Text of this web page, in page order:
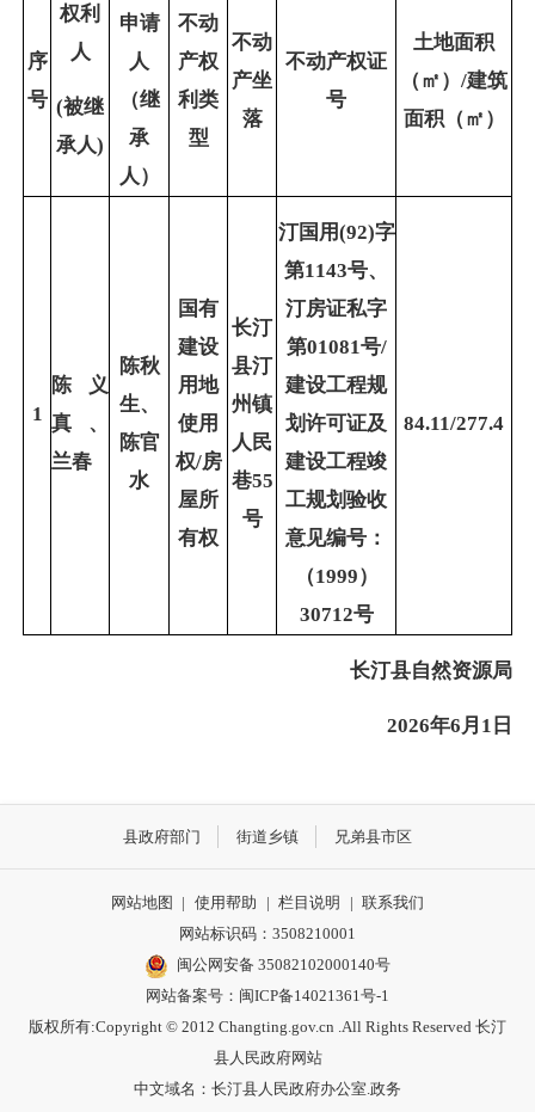
序
号
权利
人
(被继
承人)
申请
人
（继
承
人）
不动
产权
利类
型
不动
产坐
落
不动产权证
号
土地面积
（㎡）/建筑
面积（㎡）
1
陈义
真、
兰春
陈秋
生、
陈官
水
国有
建设
用地
使用
权/房
屋所
有权
长汀
县汀
州镇
人民
巷55
号
汀国用(92)字
第1143号、
汀房证私字
第01081号/
建设工程规
划许可证及
建设工程竣
工规划验收
意见编号：
（1999）
30712号
84.11/277.4
长汀县自然资源局
2026年6月1日
县政府部门 街道乡镇 兄弟县市区
网站地图 | 使用帮助 | 栏目说明 | 联系我们
网站标识码：3508210001
闽公网安备 35082102000140号
网站备案号： 闽ICP备14021361号-1
版权所有:Copyright © 2012 Changting.gov.cn .All Rights Reserved 长汀
县人民政府网站
中文域名：长汀县人民政府办公室.政务